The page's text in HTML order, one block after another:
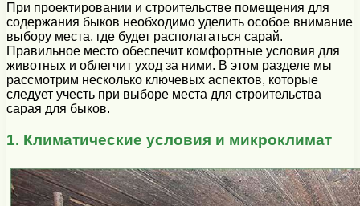
При проектировании и строительстве помещения для
содержания быков необходимо уделить особое внимание
выбору места, где будет располагаться сарай.
Правильное место обеспечит комфортные условия для
животных и облегчит уход за ними. В этом разделе мы
рассмотрим несколько ключевых аспектов, которые
следует учесть при выборе места для строительства
сарая для быков.
1. Климатические условия и микроклимат